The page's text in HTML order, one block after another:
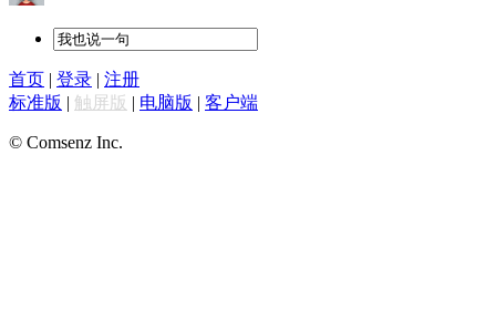
首页 | 登录 | 注册
标准版 | 触屏版 | 电脑版 | 客户端
© Comsenz Inc.